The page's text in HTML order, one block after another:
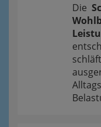
Die